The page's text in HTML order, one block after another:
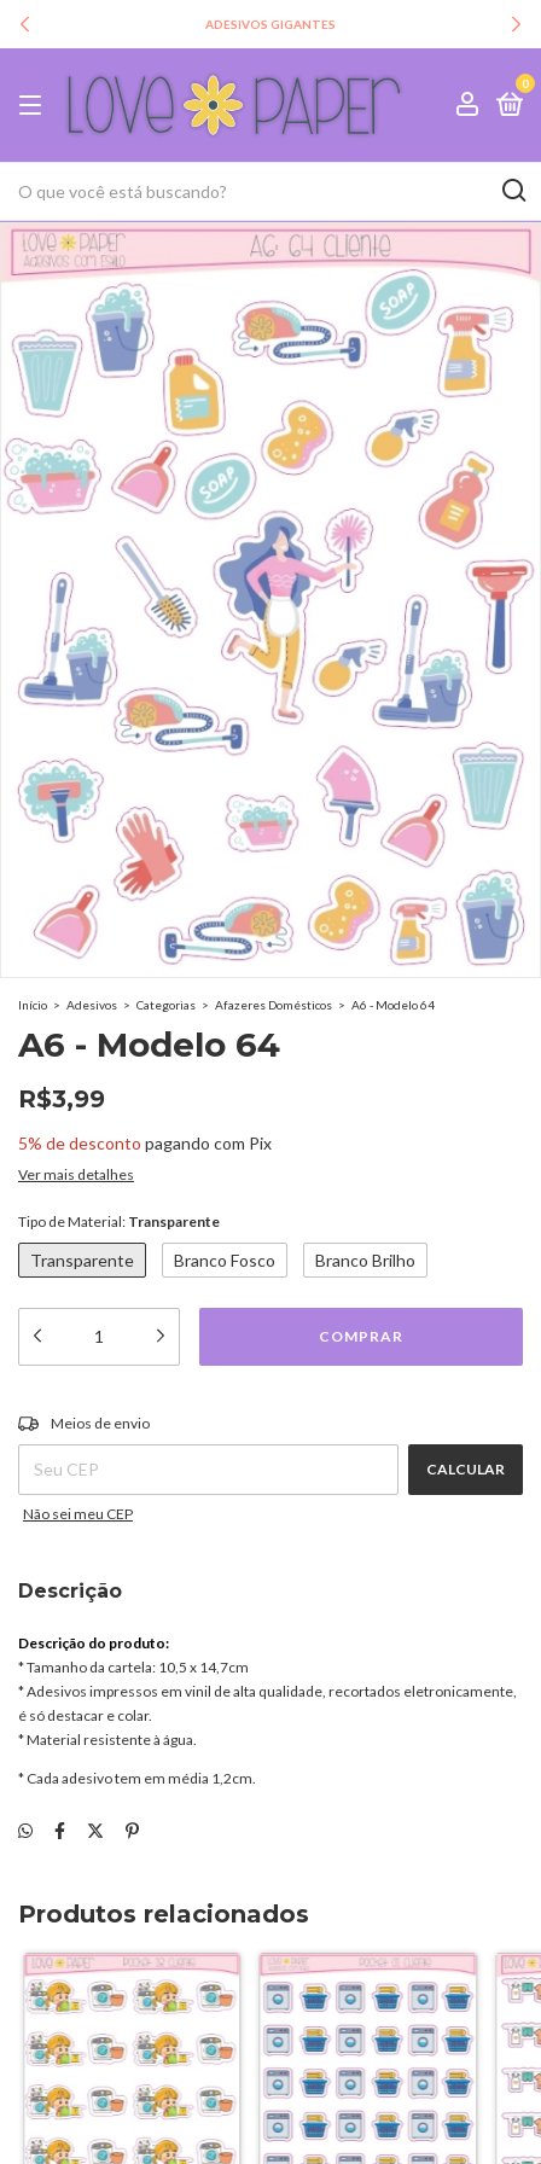
ADESIVOS GIGANTES
0
Início > Adesivos > Categorias > Afazeres Domésticos > A6 - Modelo 64
A6 - Modelo 64
R$3,99
5% de desconto pagando com Pix
Ver mais detalhes
Tipo de Material: Transparente
Transparente Branco Fosco Branco Brilho
Entregas para o CEP:
Meios de envio
CALCULAR
Não sei meu CEP
Descrição
Descrição do produto:
* Tamanho da cartela: 10,5 x 14,7cm
* Adesivos impressos em vinil de alta qualidade, recortados eletronicamente,
é só destacar e colar.
* Material resistente à água.
* Cada adesivo tem em média 1,2cm.
Produtos relacionados